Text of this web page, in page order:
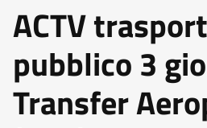
Aeroporto A R Rolling Venice
ACTV
pubblico 3
Transfer